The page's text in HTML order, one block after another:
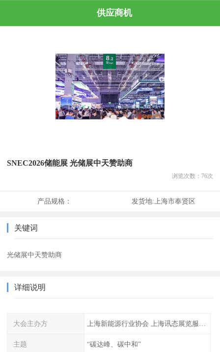
供应商机
SNEC2026储能展 光储展中天赞助商
浏览次数： 76次
产品规格： 发货地:上海市奉贤区
关键词
光储展中天赞助商
详细说明
大会主办方
主题 “碳达峰、碳中和”